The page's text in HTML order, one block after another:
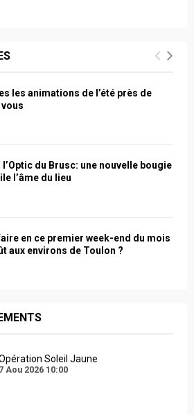
les animations de l’été près de
l’Optic du Brusc: une nouvelle bougie
l’âme du lieu
en ce premier week-end du mois
aux environs de Toulon ?
Soleil Jaune
7 Aou 2026 10:00